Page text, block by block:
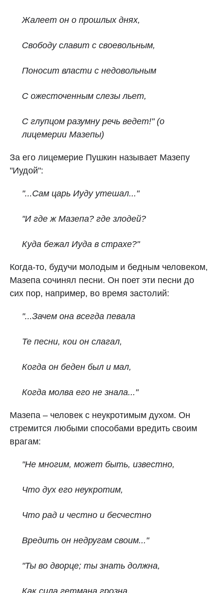
Жалеет он о прошлых днях,
Свободу славит с своевольным,
Поносит власти с недовольным
С ожесточенным слезы льет,
С глупцом разумну речь ведет!" (о
лицемерии Мазепы)
За его лицемерие Пушкин называет Мазепу
"Иудой":
"...Сам царь Иуду утешал..."
"И где ж Мазепа? где злодей?
Куда бежал Иуда в страхе?"
Когда-то, будучи молодым и бедным человеком,
Мазепа сочинял песни. Он поет эти песни до
сих пор, например, во время застолий:
"...Зачем она всегда певала
Те песни, кои он слагал,
Когда он беден был и мал,
Когда молва его не знала..."
Мазепа – человек с неукротимым духом. Он
стремится любыми способами вредить своим
врагам:
"Не многим, может быть, известно,
Что дух его неукротим,
Что рад и честно и бесчестно
Вредить он недругам своим..."
"Ты во дворце; ты знать должна,
Как сила гетмана грозна,